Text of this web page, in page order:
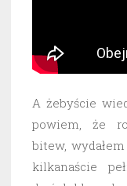
A żebyście
powiem, że
bitew,
kilkanaście